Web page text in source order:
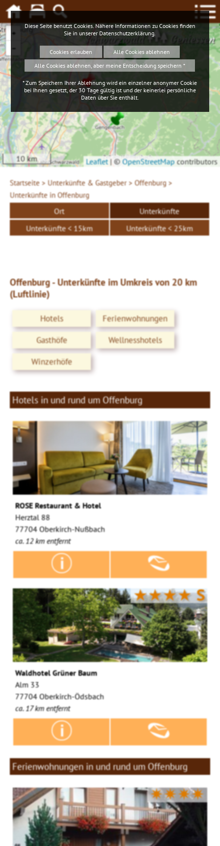
Schwarzwald Geniessen
+
−
10 km Leaflet | ©OpenStreetMap contributors
Startseite > Unterkünfte & Gastgeber > Offenburg >
Unterkünfte in Offenburg
Ort
Unterkünfte
Unterkünfte < 15km
Unterkünfte < 25km
Offenburg - Unterkünfte im Umkreis von 20 km
(Luftlinie)
Hotels
Ferienwohnungen
Gasthöfe
Wellnesshotels
Winzerhöfe
Hotels in und rund um Offenburg
ROSE Restaurant & Hotel
Herztal 88
77704 Oberkirch-Nußbach
ca. 12 km entfernt
★★★★S
Waldhotel Grüner Baum
Alm 33
77704 Oberkirch-Ödsbach
ca. 17 km entfernt
Ferienwohnungen in und rund um Offenburg
✷✷✷✷
Diese Seite benutzt Cookies. Nähere Informationen zu Cookies finden
Sie in unserer Datenschutzerklärung
Cookies erlauben
Alle Cookies ablehnen
Alle Cookies ablehnen, aber meine Entscheidung speichern *
* Zum Speichern Ihrer Ablehnung wird ein einzelner anonymer Cookie
bei Ihnen gesetzt, der 30 Tage gültig ist und der keinerlei persönliche
Daten über Sie enthält.